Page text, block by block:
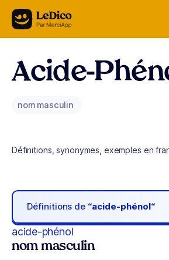
Aller au contenu
Acide-
nom masculin
Définitions, synonymes, exemples en
Définitions de “acide-phénol“
acide-phénol
nom masculin